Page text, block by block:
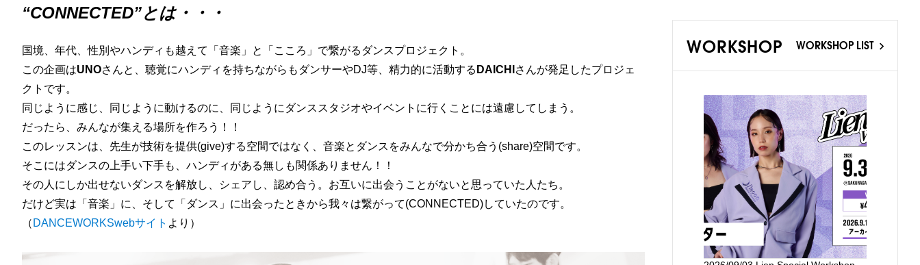
“CONNECTED”とは・・・
国境、年代、性別やハンディも越えて「音楽」と「こころ」で繋がるダンスプロジェクト。
この企画はUNOさんと、聴覚にハンディを持ちながらもダンサーやDJ等、精力的に活動する DAICHI さんが発足したプロジェ
クトです。
同じように感じ、同じように動けるのに、同じようにダンススタジオやイベントに行くことには遠慮してしまう。
だったら、みんなが集える場所を作ろう！！
このレッスンは、先生が技術を提供(give)する空間ではなく、音楽とダンスをみんなで分かち合う(share)空間です。
そこにはダンスの上手い下手も、ハンディがある無しも関係ありません！！
その人にしか出せないダンスを解放し、シェアし、認め合う。お互いに出会うことがないと思っていた人たち。
だけど実は「音楽」に、そして「ダンス」に出会ったときから我々は繋がって(CONNECTED)していたのです。
（ DANCEWORKSwebサイト より）
WORKSHOP WORKSHOP LIST